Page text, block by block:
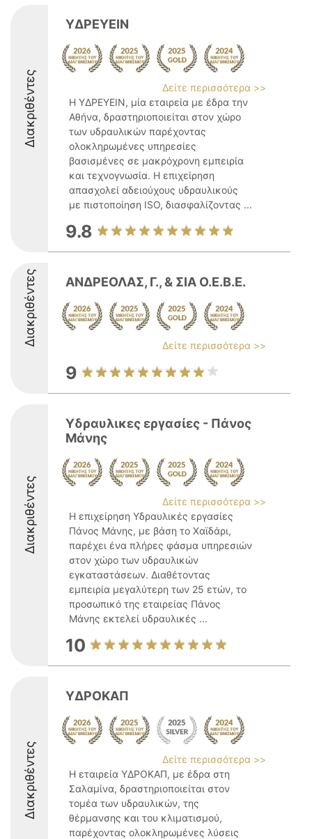
Διακριθέντες
ΥΔΡΕΥΕΙΝ
Δείτε περισσότερα >>
Η ΥΔΡΕΥΕΙΝ, μία εταιρεία με έδρα την
Αθήνα, δραστηριοποιείται στον χώρο
των υδραυλικών παρέχοντας
ολοκληρωμένες υπηρεσίες
βασισμένες σε μακρόχρονη εμπειρία
και τεχνογνωσία. Η επιχείρηση
απασχολεί αδειούχους υδραυλικούς
με πιστοποίηση ISO, διασφαλίζοντας ...
9.8
Διακριθέντες ΑΝΔΡΕΟΛΑΣ, Γ., & ΣΙΑ Ο.Ε.Β.Ε.
Δείτε περισσότερα >>
9
Διακριθέντες
Υδραυλικες εργασίες - Πάνος
Μάνης
Δείτε περισσότερα >>
Η επιχείρηση Υδραυλικές εργασίες
Πάνος Μάνης, με βάση το Χαϊδάρι,
παρέχει ένα πλήρες φάσμα υπηρεσιών
στον χώρο των υδραυλικών
εγκαταστάσεων. Διαθέτοντας
εμπειρία μεγαλύτερη των 25 ετών, το
προσωπικό της εταιρείας Πάνος
Μάνης εκτελεί υδραυλικές ...
10
Διακριθέντες
ΥΔΡΟΚΑΠ
Δείτε περισσότερα >>
Η εταιρεία ΥΔΡΟΚΑΠ, με έδρα στη
Σαλαμίνα, δραστηριοποιείται στον
τομέα των υδραυλικών, της
θέρμανσης και του κλιματισμού,
παρέχοντας ολοκληρωμένες λύσεις